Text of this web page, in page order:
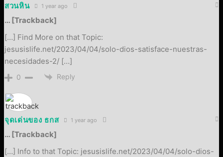
สวนหิน 1 year ago
… [Trackback]
[…] Find More on that Topic:
jesusislife.net/2023/04/04/solo-dios-satisface-nuestras-
necesidades-2/ […]
0 Reply
จุดเด่นของ ธกส 1 year ago
… [Trackback]
[…] Info to that Topic: jesusislife.net/2023/04/04/solo-dios-